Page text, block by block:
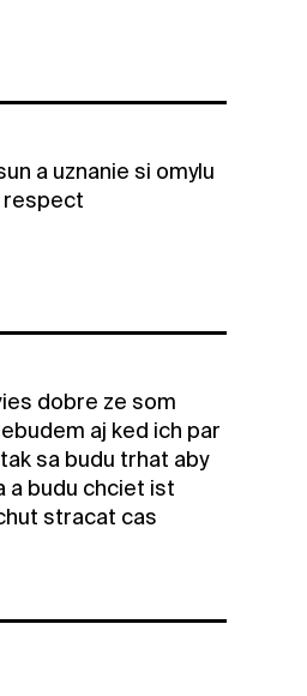
a uznanie si omylu
respect
dobre ze som
aj ked ich par
sa budu trhat aby
a budu chciet ist
stracat cas